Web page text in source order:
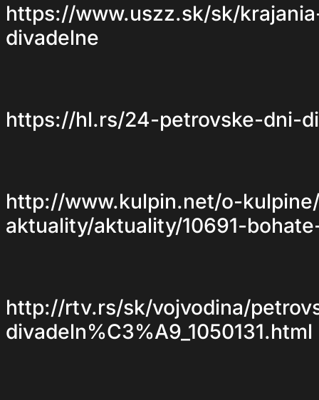
https://www.uszz.sk/sk/
divadelne
https://hl.rs/24-petrovske-dni-
http://www.kulpin.net/o-
aktuality/aktuality/10691-
http://rtv.rs/sk/vojvodina/
divadeln%C3%A9_1050131.html